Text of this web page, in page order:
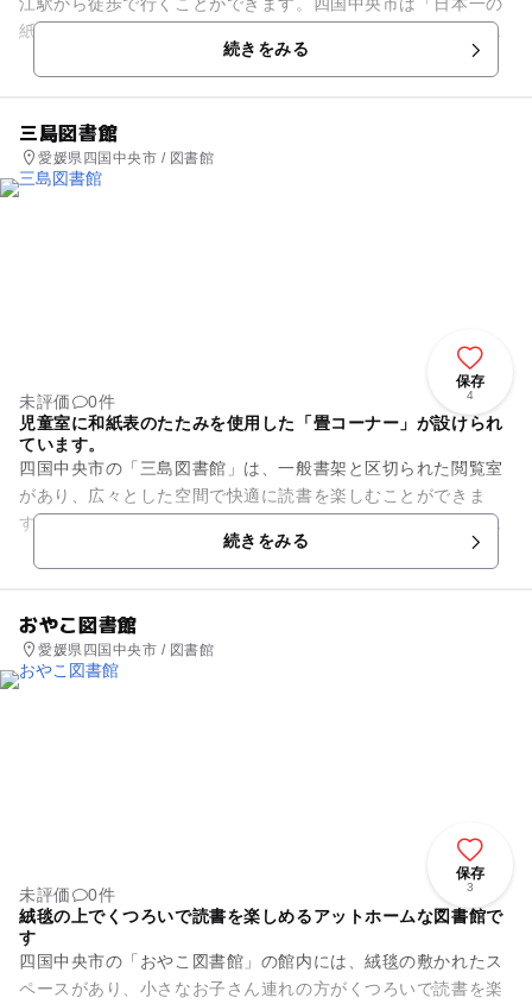
紙のまち」と言われています。紙の生産と出荷量が日本一で、
良質の紙を生産する町として...続きをみる
三島図書館
愛媛県四国中央市 / 図書館
保存
4
未評価
0件
児童室に和紙表のたたみを使用した「畳コーナー」が設けられ
ています。
四国中央市の「三島図書館」は、一般書架と区切られた閲覧室
があり、広々とした空間で快適に読書を楽しむことができま
す。児童室では、定期的に「おはなし会」が行われているの
で、親子でさまざまな本を知る機...
続きをみる
おやこ図書館
愛媛県四国中央市 / 図書館
保存
3
未評価
0件
絨毯の上でくつろいで読書を楽しめるアットホームな図書館で
す
四国中央市の「おやこ図書館」の館内には、絨毯の敷かれたス
ペースがあり、小さなお子さん連れの方がくつろいで読書を楽